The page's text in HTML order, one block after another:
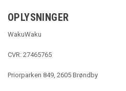
OPLYSNINGER
WakuWaku
CVR: 27465765
Priorparken 849, 2605 Brøndby